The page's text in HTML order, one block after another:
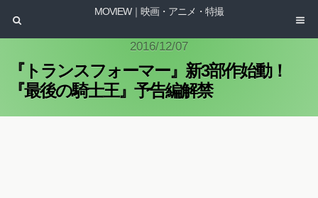
MOVIEW｜映画・アニメ・特撮
2016/12/07
『トランスフォーマー』新3部作始動！
『最後の騎士王』予告編解禁